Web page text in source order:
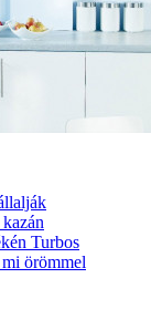
Turbos
örömmel